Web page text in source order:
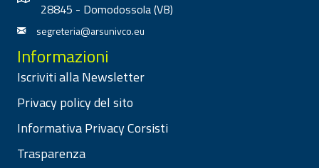
28845 - Domodossola (VB)
segreteria@arsunivco.eu
Informazioni
Iscriviti alla Newsletter
Privacy policy del sito
Informativa Privacy Corsisti
Trasparenza